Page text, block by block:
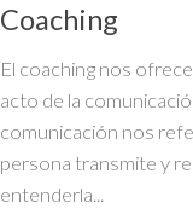
Coaching
El coaching nos
acto de la
comunicación nos
persona transmite y
entenderla...